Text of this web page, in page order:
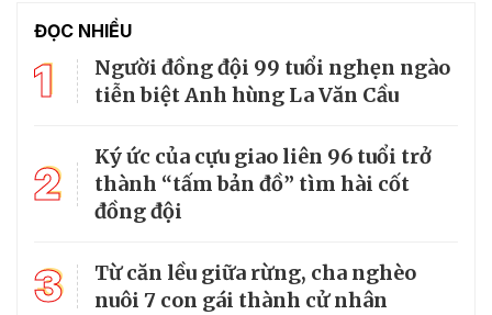
ĐỌC NHIỀU
1
Người đồng đội 99 tuổi nghẹn ngào
tiễn biệt Anh hùng La Văn Cầu
2
Ký ức của cựu giao liên 96 tuổi trở
thành “tấm bản đồ” tìm hài cốt
đồng đội
3
Từ căn lều giữa rừng, cha nghèo
nuôi 7 con gái thành cử nhân